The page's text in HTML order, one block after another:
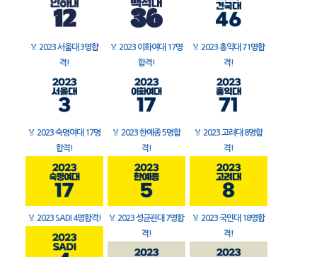
🏅 2023 서울대 3명합
격!
🏅 2023 이화여대 17명
합격!
🏅 2023 홍익대 71명합
격!
🏅 2023 숙명여대 17명
합격!
🏅 2023 한예종 5명합
격!
🏅 2023 고려대 8명합
격!
🏅 2023 SADI 4명합격! 🏅 2023 성균관대 7명합
격!
🏅 2023 국민대 18명합
격!